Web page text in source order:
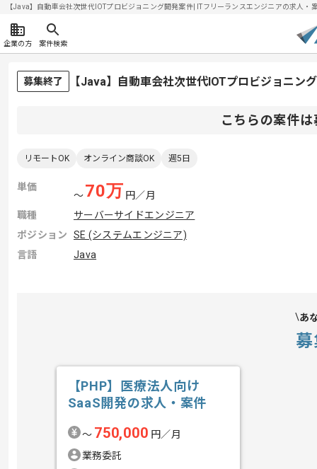
【Java】自動車会社次世代IOTプロビジョニング開発案件| ITフリーランスエンジニアの求人
企業の方 案件検索
募集終了 【Java】自動車会社次世代IOTプロビジョニン
こちらの案件
リモートOK オンライン商談OK 週5日
単価
〜70万 円／月
職種
サーバーサイドエンジニア
ポジション
SE (システムエンジニア)
言語
Java
あ
【PHP】医療法人向け
SaaS開発の求人・案件
〜 750,000 円／月
業務委託